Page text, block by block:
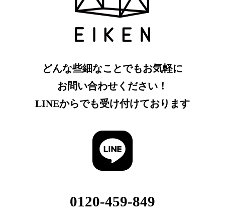
どんな些細なことでもお気軽に
お問い合わせください！
LINEからでも受け付けております
0120-459-849